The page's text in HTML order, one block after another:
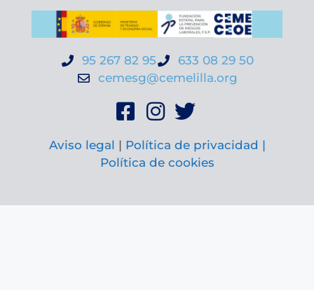
95 267 82 95
633 08 29 50
cemesg@cemelilla.org
Aviso legal | Política de privacidad |
Política de cookies